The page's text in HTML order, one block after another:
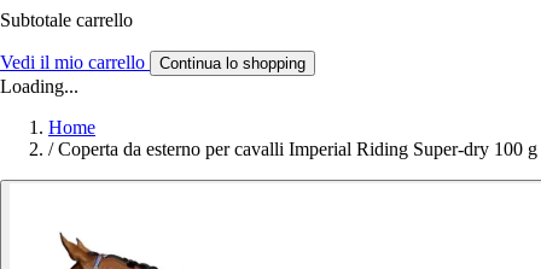
Subtotale carrello
Vedi il mio carrello Continua lo shopping
Loading...
Home
/ Coperta da esterno per cavalli Imperial Riding Super-dry 100 g